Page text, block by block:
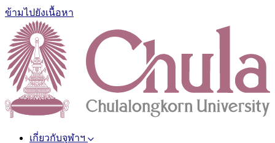
ข้ามไปยังเนื้อหา
เกี่ยวกับจุฬาฯ